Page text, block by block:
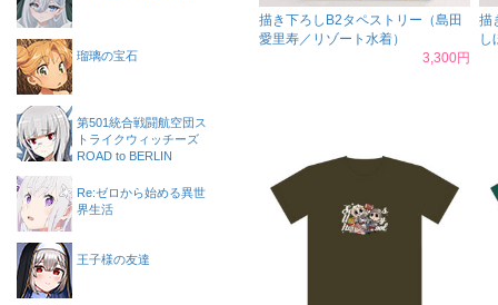
描き下ろしB2タペストリー（島田
愛里寿／リゾート水着）
3,300円
描
し
瑠璃の宝石
第501統合戦闘航空団ス
トライクウィッチーズ
ROAD to BERLIN
Re:ゼロから始める異世
界生活
王子様の友達